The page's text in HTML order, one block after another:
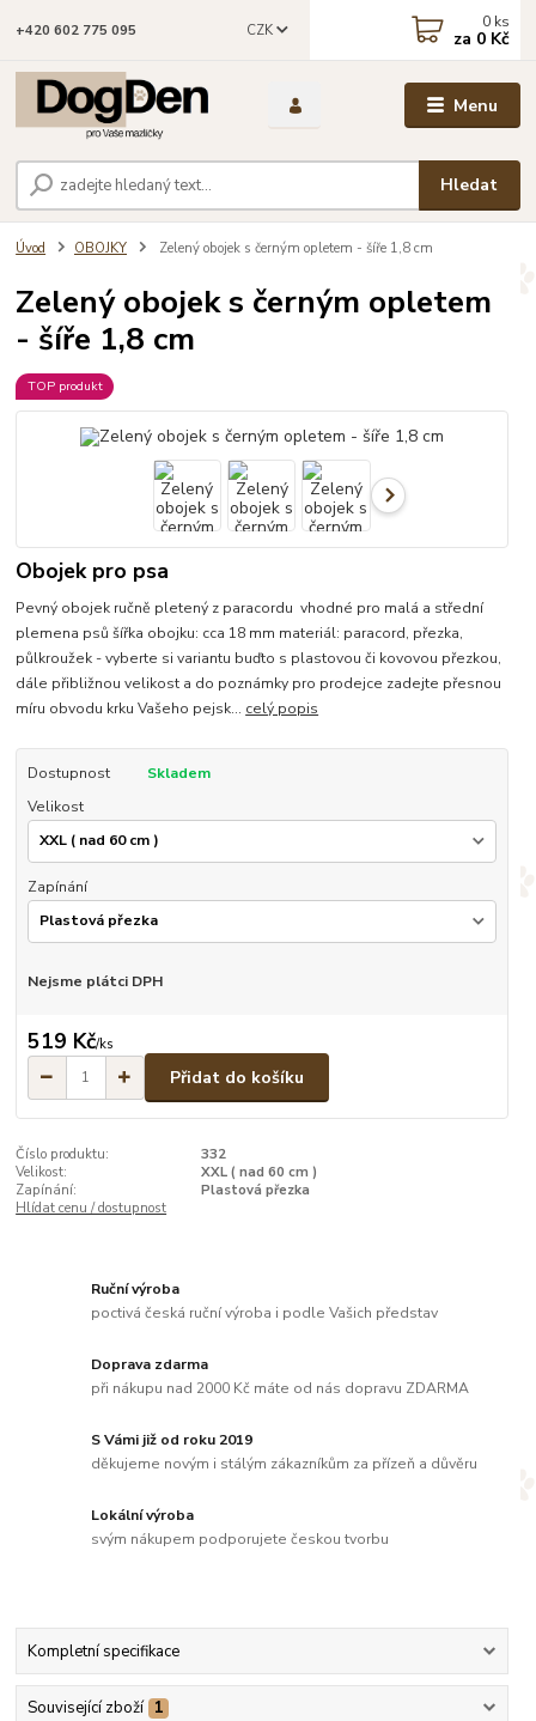
Menu
CZK
Hledat
+420 602 775 095 0 ks
za 0 Kč
Úvod OBOJKY Zelený obojek s černým opletem - šíře 1,8 cm
Zelený obojek s černým opletem
- šíře 1,8 cm
TOP produkt
Obojek pro psa
Pevný obojek ručně pletený z paracordu vhodné pro malá a střední
plemena psů šířka obojku: cca 18 mm materiál: paracord, přezka,
půlkroužek - vyberte si variantu buďto s plastovou či kovovou přezkou,
dále přibližnou velikost a do poznámky pro prodejce zadejte přesnou
míru obvodu krku Vašeho pejsk... celý popis
Dostupnost
Skladem
Velikost
Zapínání
Nejsme plátci DPH
519 Kč/ks
Přidat do košíku
Číslo produktu:
332
Velikost:
XXL ( nad 60 cm )
Zapínání:
Plastová přezka
Hlídat cenu / dostupnost
Ruční výroba
poctivá česká ruční výroba i podle Vašich představ
Doprava zdarma
při nákupu nad 2000 Kč máte od nás dopravu ZDARMA
S Vámi již od roku 2019
děkujeme novým i stálým zákazníkům za přízeň a důvěru
Lokální výroba
svým nákupem podporujete českou tvorbu
Kompletní specifikace
Související zboží 1